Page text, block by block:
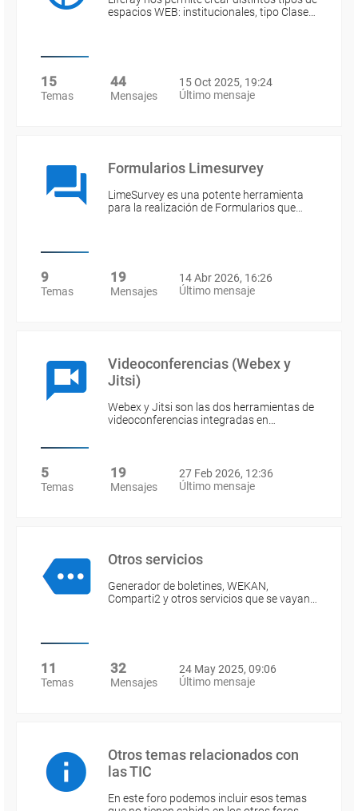
espacios WEB: institucionales, tipo Clase…
15
Temas
44
Mensajes
15 Oct 2025, 19:24
Último mensaje
Formularios Limesurvey
LimeSurvey es una potente herramienta
para la realización de Formularios que…
9
Temas
19
Mensajes
14 Abr 2026, 16:26
Último mensaje
Videoconferencias (Webex y
Jitsi)
Webex y Jitsi son las dos herramientas de
videoconferencias integradas en…
5
Temas
19
Mensajes
27 Feb 2026, 12:36
Último mensaje
Otros servicios
Generador de boletines, WEKAN,
Comparti2 y otros servicios que se vayan…
11
Temas
32
Mensajes
24 May 2025, 09:06
Último mensaje
Otros temas relacionados con
las TIC
En este foro podemos incluir esos temas